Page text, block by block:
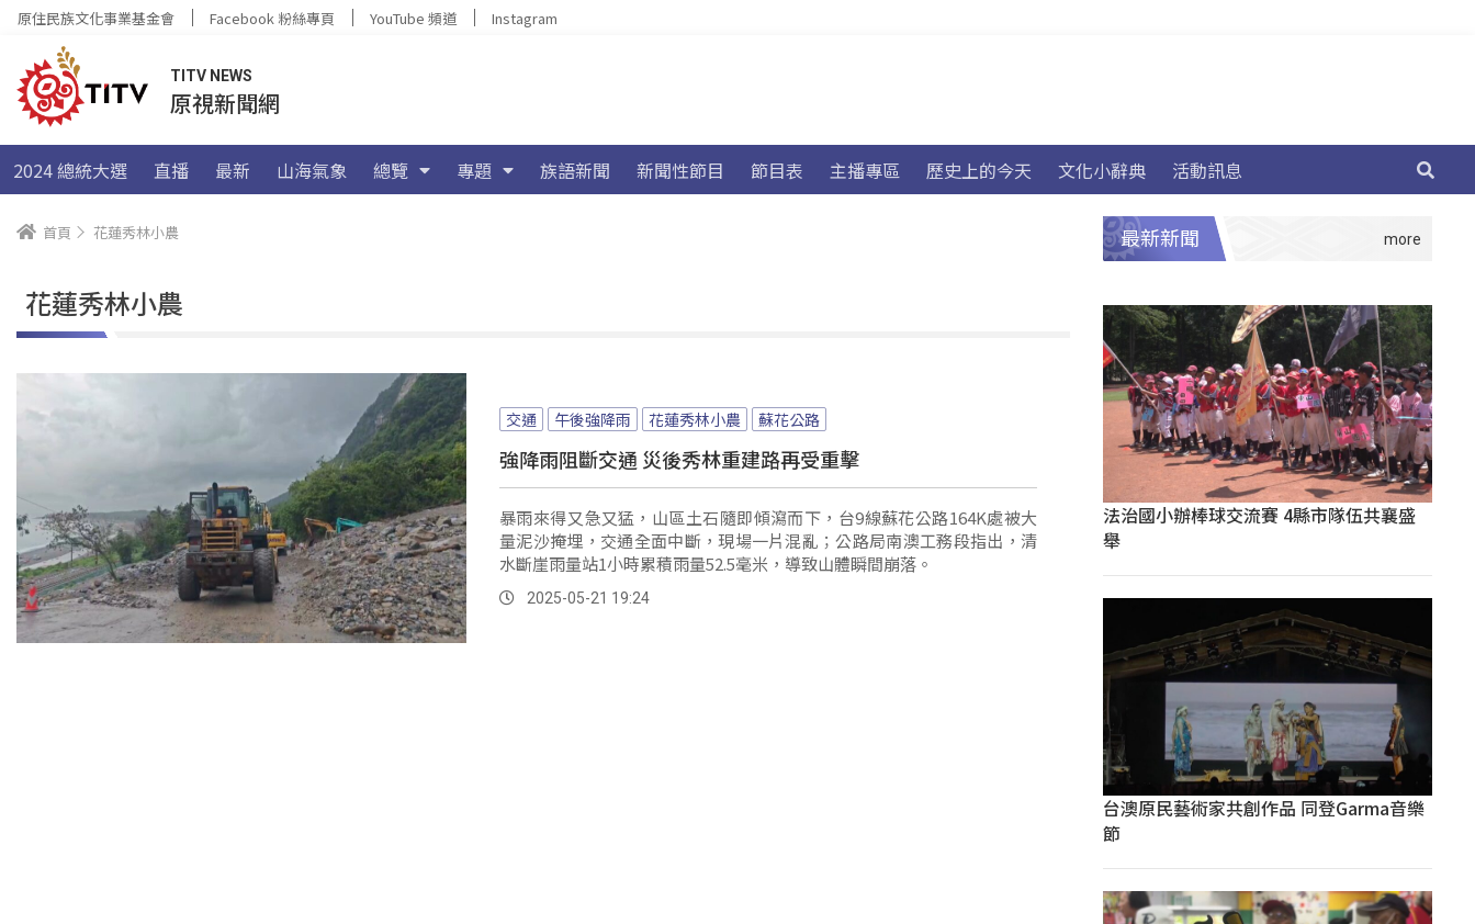
原住民族文化事業基金會 Facebook 粉絲專頁 YouTube 頻道 Instagram
TITV NEWS
原視新聞網
2024 總統大選 直播 最新 山海氣象 總覽 專題 族語新聞 新聞性節目 節目表 主播專區 歷史上的今天 文化小辭典 活動訊息
首頁 花蓮秀林小農
花蓮秀林小農
交通 午後強降雨 花蓮秀林小農 蘇花公路
強降雨阻斷交通 災後秀林重建路再受重擊
暴雨來得又急又猛，山區土石隨即傾瀉而下，台9線蘇花公路164K處被大
量泥沙掩埋，交通全面中斷，現場一片混亂；公路局南澳工務段指出，清
水斷崖雨量站1小時累積雨量52.5毫米，導致山體瞬間崩落。
2025-05-21 19:24
最新新聞
法治國小辦棒球交流賽 4縣市隊伍共襄盛
舉
台澳原民藝術家共創作品 同登Garma音樂
節